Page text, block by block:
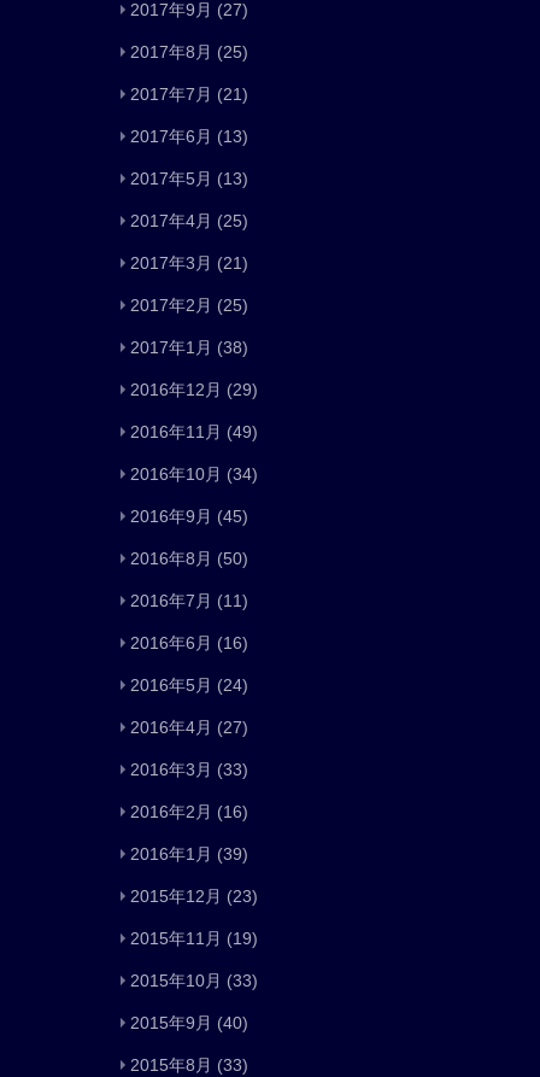
2017年9月 (27)
2017年8月 (25)
2017年7月 (21)
2017年6月 (13)
2017年5月 (13)
2017年4月 (25)
2017年3月 (21)
2017年2月 (25)
2017年1月 (38)
2016年12月 (29)
2016年11月 (49)
2016年10月 (34)
2016年9月 (45)
2016年8月 (50)
2016年7月 (11)
2016年6月 (16)
2016年5月 (24)
2016年4月 (27)
2016年3月 (33)
2016年2月 (16)
2016年1月 (39)
2015年12月 (23)
2015年11月 (19)
2015年10月 (33)
2015年9月 (40)
2015年8月 (33)